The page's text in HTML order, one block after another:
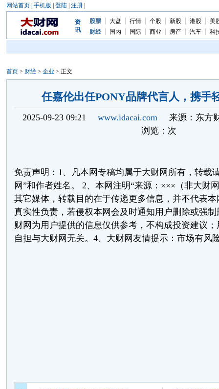
网站首页| 手机版 登陆| 注册|
资
讯
股票 大盘 行情 个股 新股 港股
美
财经
国内 国际 商业 房产 汽车 科
首页> 财经> 企业 > 正文
任嘉伦出任PONY品牌代言人，携手
2025-09-23 09:21 www.idacai.com
来源：东方
浏览： 次
免责声明：1、凡本网专稿均属于大财网所有，转载
网”和作者姓名。 2、本网注明“来源：×××（非大财
其它媒体，转载目的在于传递更多信息，并不代表
真实性负责，若侵权本网会及时通知用户删除或强
财网为用户提供的信息仅供参考，不构成投资建议
自担与大财网无关。4、大财网友情提示：市场有风